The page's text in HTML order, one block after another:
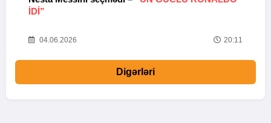
IDI”
04.06.2026 20:11
Digərləri